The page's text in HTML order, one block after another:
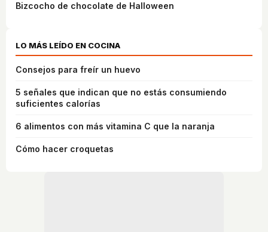
Bizcocho de chocolate de Halloween
LO MÁS LEÍDO EN COCINA
Consejos para freír un huevo
5 señales que indican que no estás consumiendo
suficientes calorías
6 alimentos con más vitamina C que la naranja
Cómo hacer croquetas